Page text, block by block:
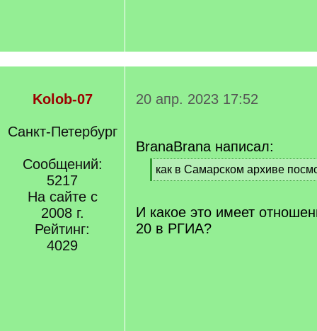
Kolob-07
Санкт-Петербург
Сообщений:
5217
На сайте с
2008 г.
Рейтинг:
4029
20 апр. 2023 17:52
BranaBrana написал:
[
q
как в Самарском архиве
[
q
]
И какое это имеет
20 в РГИА?